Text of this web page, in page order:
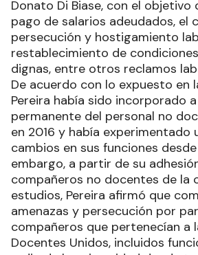
Donato Di Biase, con el objetivo
pago de salarios adeudados, el
persecución y hostigamiento
restablecimiento de
dignas, entre otros reclamos
De acuerdo con lo expuesto en
Pereira había sido incorporado
permanente del personal no
en 2016 y había experimentado
cambios en sus funciones
embargo, a partir de su
compañeros no docentes de la
estudios, Pereira afirmó que
amenazas y persecución por
compañeros que pertenecían a
Docentes Unidos, incluidos